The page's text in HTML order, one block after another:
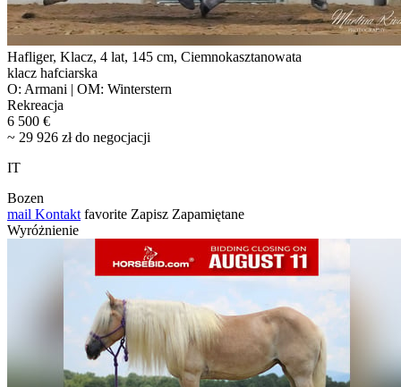
Hafliger, Klacz, 4 lat, 145 cm, Ciemnokasztanowata
klacz hafciarska
O: Armani | OM: Winterstern
Rekreacja
6 500 €
~ 29 926 zł do negocjacji
IT
Bozen
mail Kontakt favorite Zapisz Zapamiętane
Wyróżnienie